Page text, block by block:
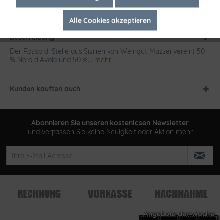
Beschreibung
Der Rosso di Stelle aus Sizilien von Weingut Mazzei vereint 50
% Nero d’Avola und 50 %... mehr
Kunden kauften auch
Abonnieren Sie unseren kostenlosen Newsletter
und verpassen Sie keine Neuigkeit oder Aktion mehr
Alle Cookies akzeptieren